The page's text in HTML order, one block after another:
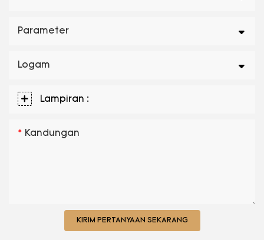
Parameter
Logam
Lampiran :
Kandungan
KIRIM PERTANYAAN SEKARANG